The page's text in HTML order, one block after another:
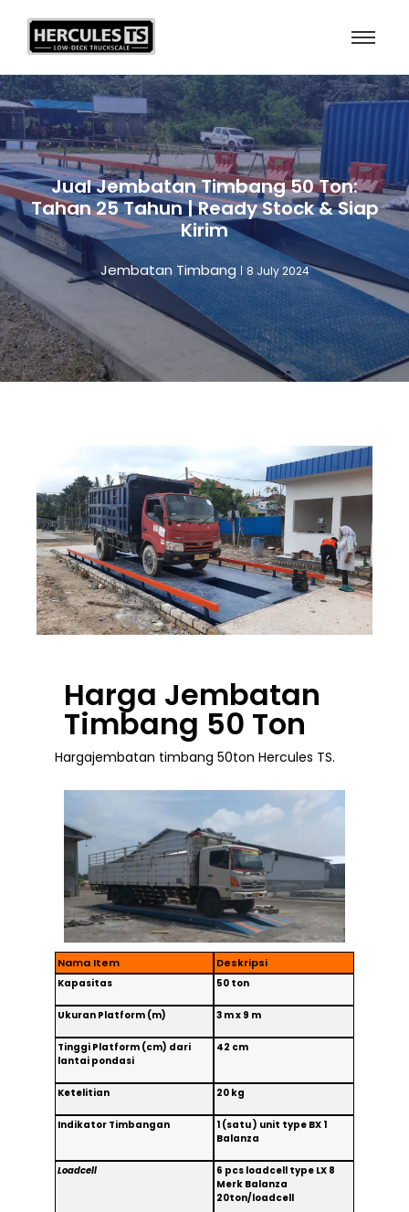
Jual Jembatan Timbang 50 Ton:
Tahan 25 Tahun | Ready Stock & Siap
Kirim
Jembatan Timbang 8 July 2024
Harga Jembatan
Timbang 50 Ton
Hargajembatan timbang 50ton Hercules TS.
Nama Item Deskripsi
Kapasitas 50 ton
Ukuran Platform (m) 3 m x 9 m
Tinggi Platform (cm) dari
lantai pondasi
42 cm
Ketelitian 20 kg
Indikator Timbangan
1 (satu ) unit type BX 1
Balanza
Loadcell
6 pcs loadcell type LX 8
Merk Balanza
20ton/loadcell